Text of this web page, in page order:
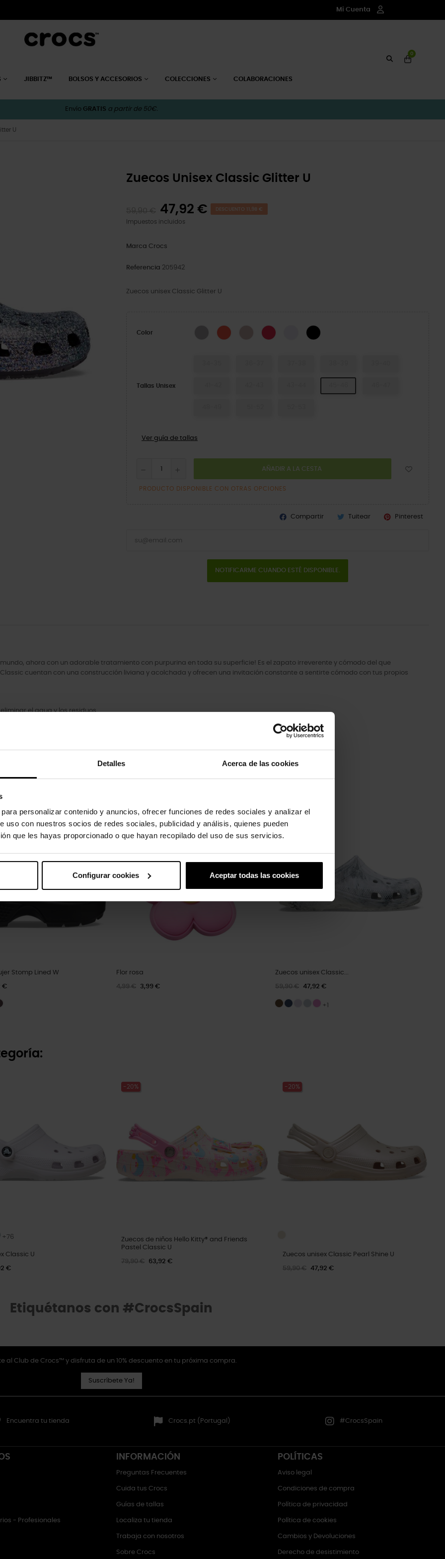
Detalles Acerca de las cookies
personalizar contenido y anuncios, ofrecer funciones de redes sociales y analizar el
uso con nuestros socios de redes sociales, publicidad y análisis, quienes pueden
que les hayas proporcionado o que hayan recopilado del uso de sus servicios.
Configurar cookies Aceptar todas las cookies
Mi Cuenta
JIBBITZ™ BOLSOS Y ACCESORIOS COLECCIONES COLABORACIONES
0
Envío GRATIS a partir de 50€.
U
Zuecos Unisex Classic Glitter U
47,92 € DESCUENTO 11,98 €
Impuestos incluidos
Marca Crocs
Referencia 205942
Zuecos unisex Classic Glitter U
Color Silver GlitterCherry RedQuartz GlitterDigital Raspberry GL
Grape IceBlack Glitter
Tallas Unisex
Ver guía de tallas
AÑADIR A LA CESTA
PRODUCTO DISPONIBLE CON OTRAS OPCIONES
Compartir Tuitear Pinterest
NOTIFICARME CUANDO ESTÉ DISPONIBLE.
ahora con un adorable tratamiento con purpurina en toda su superficie! Es el zapato irreverente y cómodo del que
cuentan con una construcción liviana y acolchada y ofrecen una invitación constante a sentirte cómodo con tus propios
el agua y los residuos.
también han comprado:
Stomp Lined W
€
-20%
Flor rosa
4,99 € 3,99 €
-20%
Zuecos unisex Classic...
59,90 € 47,92 €
+1
+76
Classic U
€
-20%
Zuecos de niños Hello Kitty® and Friends
Pastel Classic U
79,90 € 63,92 €
-20%
Zuecos unisex Classic Pearl Shine U
59,90 € 47,92 €
Etiquétanos con #CrocsSpain
al Club de Crocs™ y disfruta de un 10% descuento en tu próxima compra.
Suscríbete Ya!
Encuentra tu tienda Crocs.pt (Portugal) #CrocsSpain
- Profesionales
INFORMACIÓN
Preguntas Frecuentes
Cuida tus Crocs
Guías de tallas
Localiza tu tienda
Trabaja con nosotros
Sobre Crocs
POLÍTICAS
Aviso legal
Condiciones de compra
Política de privacidad
Política de cookies
Cambios y Devoluciones
Derecho de desistimiento